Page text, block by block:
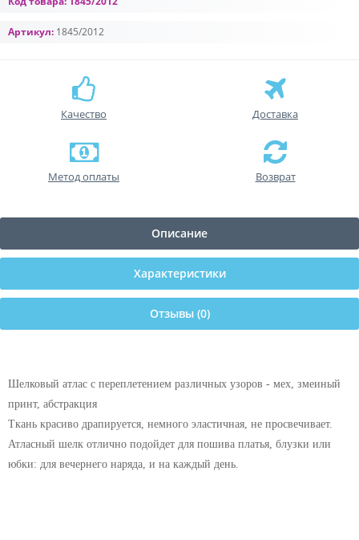
Артикул: 1845/2012
Качество Доставка
Метод оплаты Возврат
Описание
Характеристики
Отзывы (0)
Шелковый атлас с переплетением различных узоров - мех, змеиный
принт, абстракция
Ткань красиво драпируется, немного эластичная, не просвечивает.
Атласный шелк отлично подойдет для пошива платья, блузки или
юбки: для вечернего наряда, и на каждый день.